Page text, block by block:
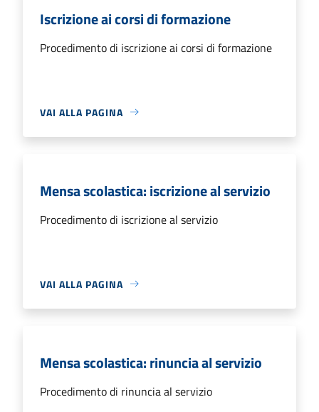
Iscrizione ai corsi di formazione
Procedimento di iscrizione ai corsi di formazione
VAI ALLA PAGINA
Mensa scolastica: iscrizione al servizio
Procedimento di iscrizione al servizio
VAI ALLA PAGINA
Mensa scolastica: rinuncia al servizio
Procedimento di rinuncia al servizio